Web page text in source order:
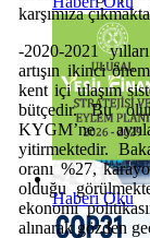
Haberi Oku
karşımıza
-2020-2021
artışın ikinci
kent içi ulaşım
bütçedir. Bu
KYGM’ne
yitirmektedir.
oranı %27,
olduğu
ekonomi
alınarak gözden